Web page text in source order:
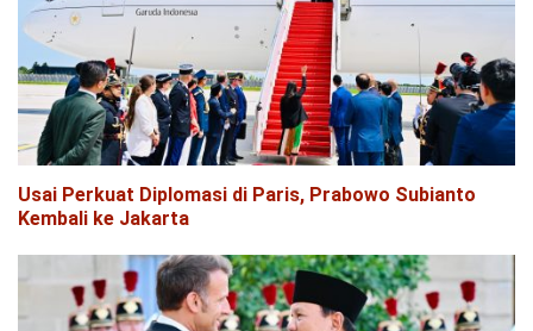
Usai Perkuat Diplomasi di Paris, Prabowo Subianto
Kembali ke Jakarta